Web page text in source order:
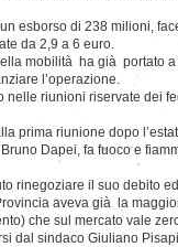
esborso di 238 milioni,
da 2,9 a 6 euro.
mobilità ha già portato a
l’operazione.
nelle riunioni riservate dei
prima riunione dopo
Dapei, fa fuoco e
rinegoziare il suo debito
aveva già la
che sul mercato vale
dal sindaco Giuliano